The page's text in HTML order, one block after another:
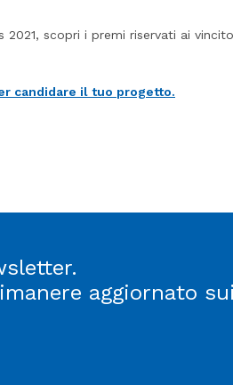
2021, scopri i premi riservati ai
candidare il tuo progetto.
aggiornato sui